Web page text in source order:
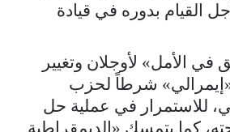
القيام بدوره في قيادة
الأمل» لأوجلان وتغيير
شرطاً لحزب
للاستمرار في عملية حل
كما يتمسك «الديمقراطية